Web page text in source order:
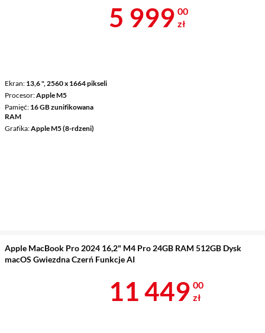
Ekran 13,6 ", 2560 x 1664 pikseli
Procesor Apple M5
Pamięć 16 GB zunifikowana
RAM
Grafika Apple M5 (8-rdzeni)
Cena 5 999 zł
5 999 00
zł
Apple MacBook Pro 2024 16,2" M4 Pro 24GB RAM 512GB Dysk
macOS Gwiezdna Czerń Funkcje AI
Cena 11 449
11 449 00
zł